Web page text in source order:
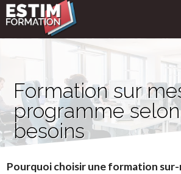
Formation sur
programme
besoins
Pourquoi choisir une formation sur-